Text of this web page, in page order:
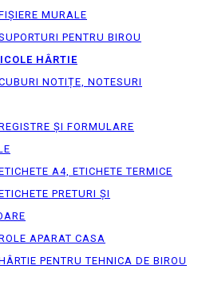
MURALE
PENTRU BIROU
HÂRTIE
NOTIȚE, NOTESURI
ȘI FORMULARE
A4, ETICHETE TERMICE
PRETURI ȘI
APARAT CASA
PENTRU TEHNICA DE BIROU